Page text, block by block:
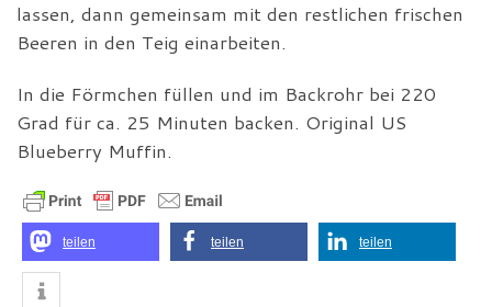
lassen, dann gemeinsam mit den restlichen frischen
Beeren in den Teig einarbeiten.
In die Förmchen füllen und im Backrohr bei 220
Grad für ca. 25 Minuten backen. Original US
Blueberry Muffin.
teilen teilen teilen